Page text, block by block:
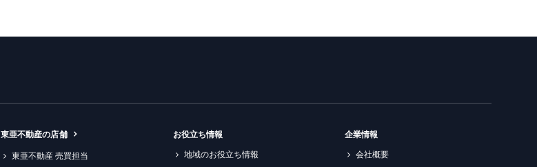
東亜不動産の店舗
東亜不動産 売買担当
お役立ち情報
地域のお役立ち情報
企業情報
会社概要